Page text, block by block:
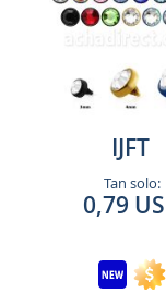
IJFT
Tan solo:
0,79